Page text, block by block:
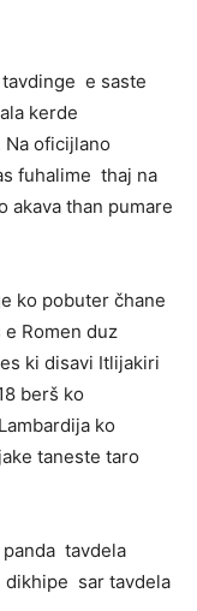
e saste
kerde
Na oficijlano
fuhalime thaj na
akava than pumare
ko pobuter čhane
Romen duz
ki disavi Itlijakiri
berš ko
ko
taneste taro
tavdela
dikhipe sar tavdela